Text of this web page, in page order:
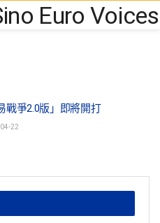
戰爭2.0版」即將開打
22